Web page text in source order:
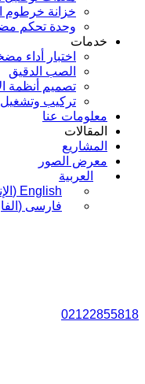
خزانة خرطوم
وحدة تحكم
خدمات
اختبار أداء
الصب الدقيق
تصميم أنظمة
تركيب وتشغيل
معلومات عنا
المقالات
المشاريع
معرض الصور
العربية
English
(
فارسی (
02122855818